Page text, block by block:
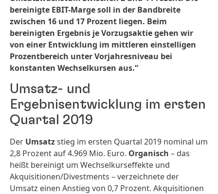
bereinigte EBIT-Marge soll in der Bandbreite
zwischen 16 und 17 Prozent liegen. Beim
bereinigten Ergebnis je Vorzugsaktie gehen wir
von einer Entwicklung im mittleren einstelligen
Prozentbereich unter Vorjahresniveau bei
konstanten Wechselkursen aus.“
Umsatz- und
Ergebnisentwicklung im ersten
Quartal 2019
Der Umsatzstieg im ersten Quartal 2019 nominal um
2,8 Prozent auf 4.969 Mio. Euro. Organisch – das
heißt bereinigt um Wechselkurseffekte und
Akquisitionen/Divestments – verzeichnete der
Umsatz einen Anstieg von 0,7 Prozent. Akquisitionen